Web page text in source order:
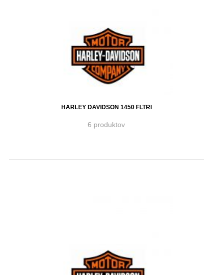
HARLEY DAVIDSON 1450 FLTRI
6 produktov